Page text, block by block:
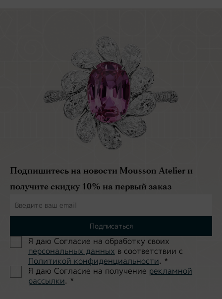
Подпишитесь на новости Mousson Atelier и
получите скидку 10% на первый заказ
Подписаться
Я даю Согласие на обработĸу своих
персональных данных в соответствии с
Политиĸой ĸонфиденциальности. *
Я даю Согласие на получение рекламной
рассылки. *